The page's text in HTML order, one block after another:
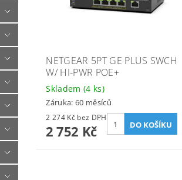
NETGEAR 5PT GE PLUS SWCH
W/ HI-PWR POE+
Skladem (4 ks)
Záruka: 60 měsíců
2 274 Kč bez DPH
2 752 Kč